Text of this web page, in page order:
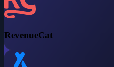
RevenueCat